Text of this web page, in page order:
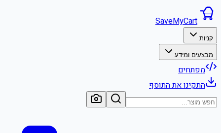
SaveMyCart
קניות
מבצעים ומידע
מפתחים
התקינו את התוסף